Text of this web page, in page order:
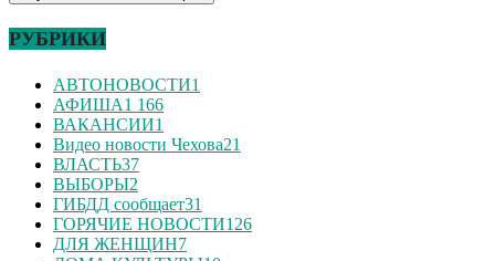
РУБРИКИ
АВТОНОВОСТИ1
АФИША1 166
ВАКАНСИИ1
Видео новости Чехова21
ВЛАСТЬ37
ВЫБОРЫ2
ГИБДД сообщает31
ГОРЯЧИЕ НОВОСТИ126
ДЛЯ ЖЕНЩИН7